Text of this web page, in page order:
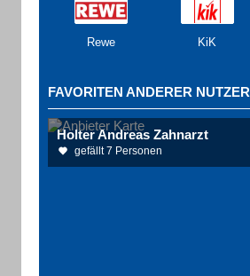
Rewe KiK
FAVORITEN ANDERER NUTZER
Holter Andreas Zahnarzt
gefällt 7 Personen